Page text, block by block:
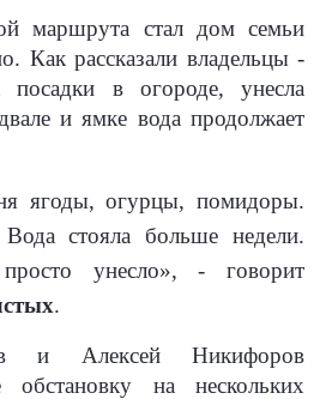
маршрута стал дом семьи
Как рассказали владельцы -
посадки в огороде, унесла
и ямке вода продолжает
ягоды, огурцы, помидоры.
стояла больше недели.
унесло», - говорит
.
и Алексей Никифоров
обстановку на нескольких